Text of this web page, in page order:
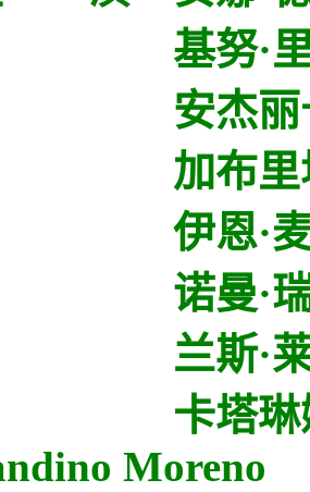
努·里维斯
杰丽卡·休
布里埃尔·
恩·麦柯
曼·瑞杜斯
斯·莱迪
塔琳娜·桑
Moreno